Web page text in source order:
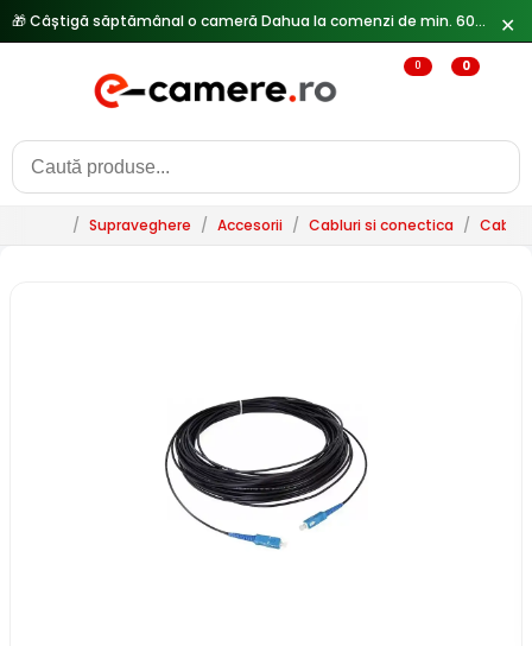
🎁 Câștigă săptămânal o cameră Dahua la comenzi de min. 600 lei — ✕
0 0
/ Supraveghere / Accesorii / Cabluri si conectica / Cabluri